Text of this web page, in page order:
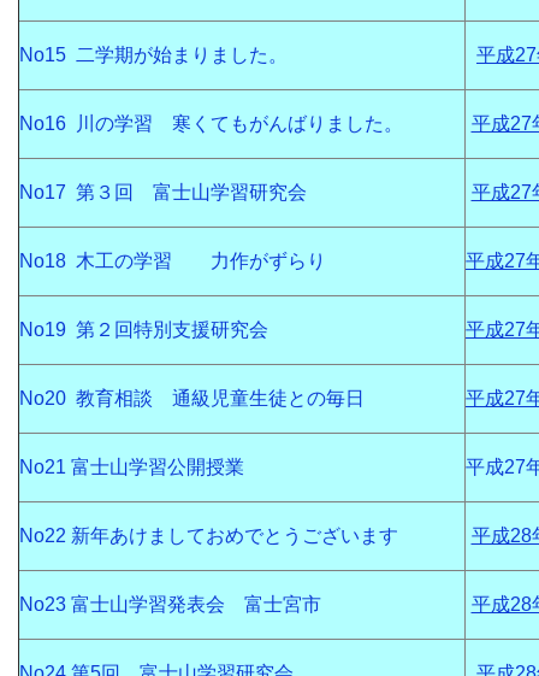
No15 二学期が始まりました。 平成
No16 川の学習 寒くてもがんばりました。 平成27
No17 第３回 富士山学習研究会 平成27
No18 木工の学習 力作がずらり 平成27
No19 第２回特別支援研究会 平成27
No20 教育相談 通級児童生徒との毎日 平成27
No21 富士山学習公開授業 平成27
No22 新年あけましておめでとうございます 平成28
No23 富士山学習発表会 富士宮市 平成28